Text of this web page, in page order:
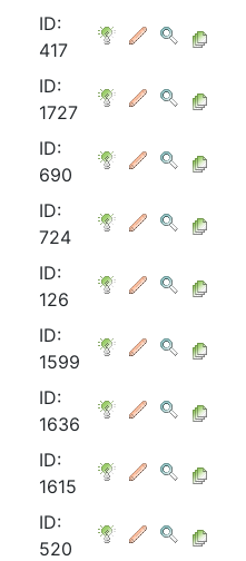
ID:
417
ID:
1727
ID:
690
ID:
724
ID:
126
ID:
1599
ID:
1636
ID:
1615
ID:
520